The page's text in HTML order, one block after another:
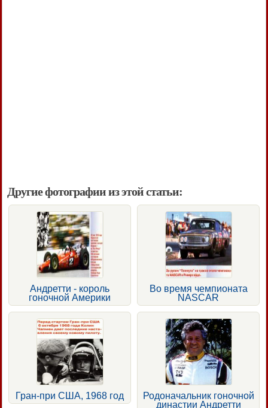
Другие фотографии из этой статьи:
Андретти - король
гоночной Америки
Во время чемпионата
NASCAR
Гран-при США, 1968 год
Родоначальник гоночной
династии Андретти